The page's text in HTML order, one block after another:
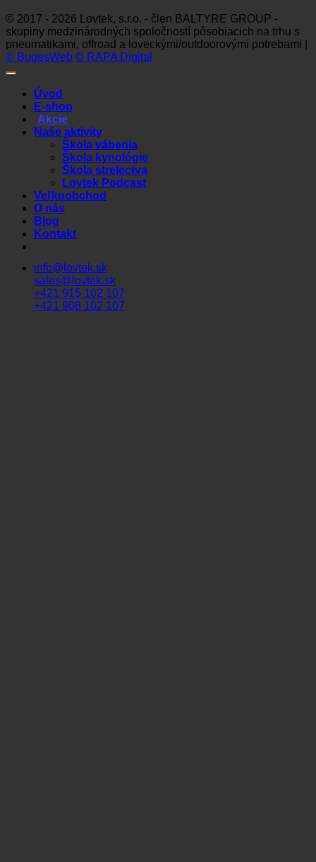
© 2017 - 2026 Lovtek, s.r.o. - člen BALTYRE GROUP -
skupiny medzinárodných spoločností pôsobiacich na trhu s
pneumatikami, offroad a loveckými/outdoorovými potrebami |
© BugesWeb © RAPA Digital
Úvod
E-shop
Akcie
Naše aktivity
Škola vábenia
Škola kynológie
Škola strelectva
Lovtek Podcast
Veľkoobchod
O nás
Blog
Kontakt
info@lovtek.sk
sales@lovtek.sk
+421 915 102 107
+421 908 102 107